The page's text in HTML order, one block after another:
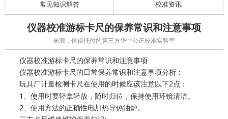
常见知识解答 校准资讯
仪器校准游标卡尺的保养常识和注意事项
来源：值得托付的第三方华中公正校准实验室
仪器校准游标卡尺的保养常识和注意事项
仪器校准游标卡尺的日常保养常识和注意事项分析：
玩具厂计量检测卡尺在使用的时候应该注意以下2点：
1、使用时要轻拿轻放，随时归位，保持使用环镜清洁。
2、使用方法的正确性电加热导热油炉。